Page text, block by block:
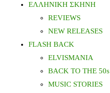
ΕΛΛΗΝΙΚΗ ΣΚΗΝΗ
REVIEWS
NEW RELEASES
FLASH BACK
ELVISMANIA
BACK TO THE 50s
MUSIC STORIES